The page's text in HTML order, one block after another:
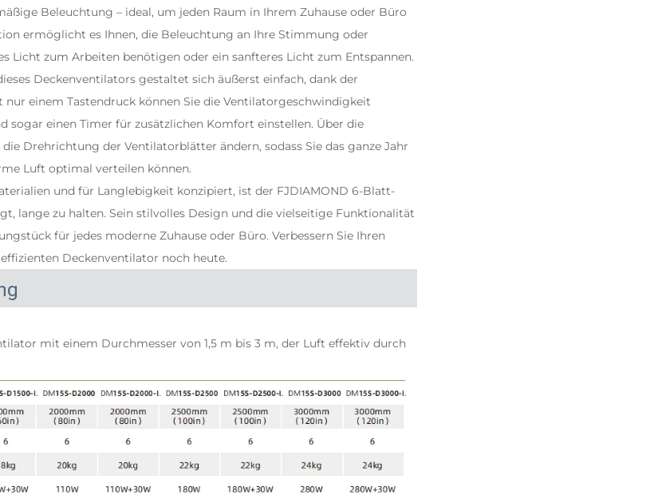
Beleuchtung – ideal, um jeden Raum in Ihrem Zuhause oder Büro
ermöglicht es Ihnen, die Beleuchtung an Ihre Stimmung oder
Licht zum Arbeiten benötigen oder ein sanfteres Licht zum Entspannen.
Deckenventilators gestaltet sich äußerst einfach, dank der
nur einem Tastendruck können Sie die Ventilatorgeschwindigkeit
sogar einen Timer für zusätzlichen Komfort einstellen. Über die
Drehrichtung der Ventilatorblätter ändern, sodass Sie das ganze Jahr
Luft optimal verteilen können.
und für Langlebigkeit konzipiert, ist der FJDIAMOND 6-Blatt-
lange zu halten. Sein stilvolles Design und die vielseitige Funktionalität
für jedes moderne Zuhause oder Büro. Verbessern Sie Ihren
Deckenventilator noch heute.
mit einem Durchmesser von 1,5 m bis 3 m, der Luft effektiv durch